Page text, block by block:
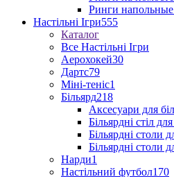
Ринги напольные
Настільні Ігри555
Каталог
Все Настільні Ігри
Аерохокей30
Дартс79
Міні-теніс1
Більярд218
Аксесуари для
Більярдні стіл
Більярдні столи
Більярдні столи
Нарди1
Настільний футбол170